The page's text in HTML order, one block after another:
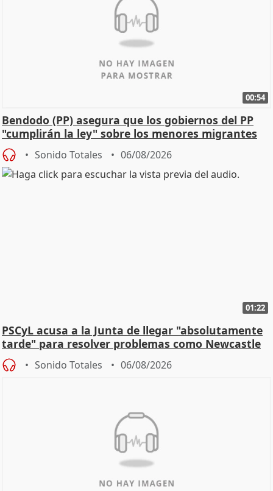
00:54
Bendodo (PP) asegura que los gobiernos del PP
"cumplirán la ley" sobre los menores migrantes
Sonido Totales 06/08/2026
01:22
PSCyL acusa a la Junta de llegar "absolutamente
tarde" para resolver problemas como Newcastle
Sonido Totales 06/08/2026